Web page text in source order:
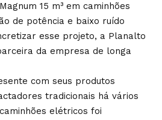
15 m³ em caminhões
de potência e baixo ruído
esse projeto, a Planalto
da empresa de longa
com seus produtos
tradicionais há vários
elétricos foi